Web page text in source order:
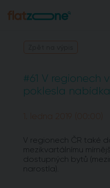
#61 V regionech
poklesla
1. ledna 2019 (00:00)
V regionech ČR také
mezikvartálnímu
dostupných bytů
narostla).